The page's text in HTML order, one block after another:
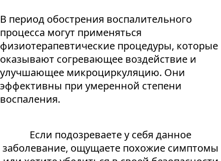
В период обострения воспалительного
процесса могут применяться
физиотерапевтические процедуры, которые
оказывают согревающее воздействие и
улучшающее микроциркуляцию. Они
эффективны при умеренной степени
воспаления.
Если подозреваете у себя данное
заболевание, ощущаете похожие симптомы